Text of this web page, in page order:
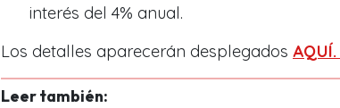
interés del 4% anual.
Los detalles aparecerán desplegados AQUÍ.
Leer también: